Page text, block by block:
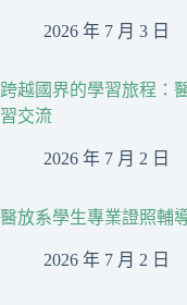
2026 年 7 月 3 日
跨越國界的學習旅程：
習交流
2026 年 7 月 2 日
醫放系學生專業證照輔
2026 年 7 月 2 日